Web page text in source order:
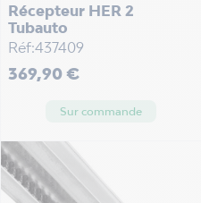
Récepteur HER 2
Tubauto
Réf:437409
Prix
369,90 €
Sur commande